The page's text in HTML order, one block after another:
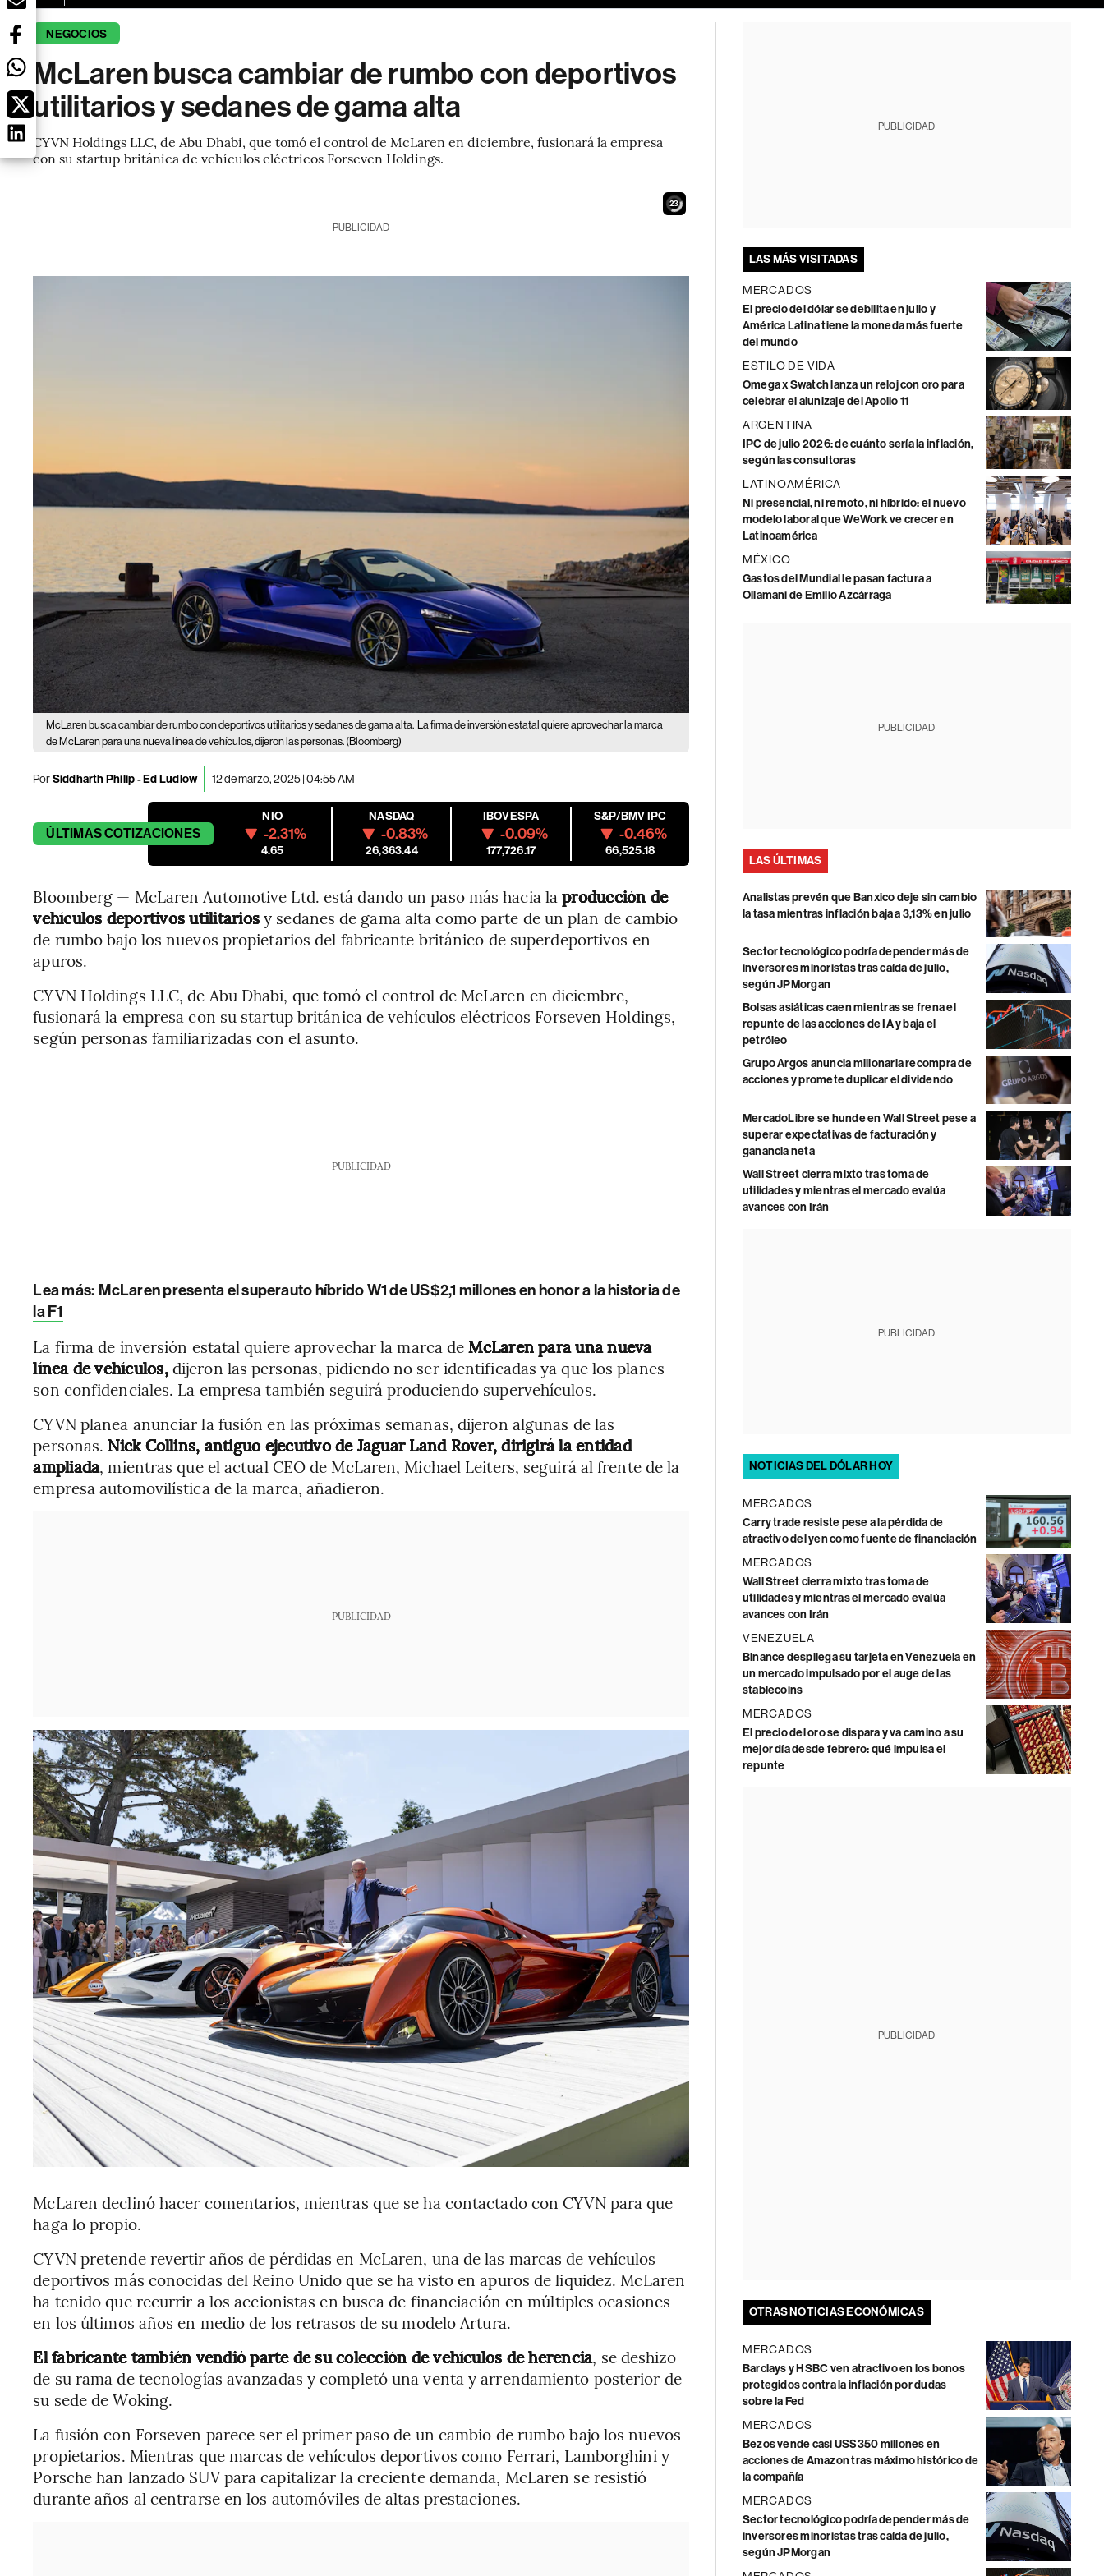
NEGOCIOS
McLaren busca cambiar de rumbo con deportivos
utilitarios y sedanes de gama alta
CYVN Holdings LLC, de Abu Dhabi, que tomó el control de McLaren en diciembre, fusionará la empresa
con su startup británica de vehículos eléctricos Forseven Holdings.
21
PUBLICIDAD
McLaren busca cambiar de rumbo con deportivos utilitarios y sedanes de gama alta. La firma de inversión estatal quiere aprovechar la marca
de McLaren para una nueva línea de vehículos, dijeron las personas. (Bloomberg)
PorSiddharth Philip - Ed Ludlow 12 de marzo, 2025 | 04:55 AM
ÚLTIMASCOTIZACIONES
NIO
-2.31%
4.65
NASDAQ
-0.83%
26,363.44
IBOVESPA
-0.09%
177,726.17
S&P/BMV IPC
-0.46%
66,525.18
Bloomberg — McLaren Automotive Ltd. está dando un paso más hacia laproducción de
vehículos deportivos utilitariosy sedanes de gama alta como parte de un plan de cambio
de rumbo bajo los nuevos propietarios del fabricante británico de superdeportivos en
apuros.
CYVN Holdings LLC, de Abu Dhabi, que tomó el control de McLaren en diciembre,
fusionará la empresa con su startup británica de vehículos eléctricos Forseven Holdings,
según personas familiarizadas con el asunto.
PUBLICIDAD
Lea más: McLaren presenta el superauto híbrido W1 de US$2,1 millones en honor a la historia de
la F1
La firma de inversión estatal quiere aprovechar la marca deMcLaren para una nueva
línea de vehículos,dijeron las personas, pidiendo no ser identificadas ya que los planes
son confidenciales. La empresa también seguirá produciendo supervehículos.
CYVN planea anunciar la fusión en las próximas semanas, dijeron algunas de las
personas. Nick Collins, antiguo ejecutivo de Jaguar Land Rover, dirigirá la entidad
ampliada, mientras que el actual CEO de McLaren, Michael Leiters, seguirá al frente de la
empresa automovilística de la marca, añadieron.
PUBLICIDAD
McLaren declinó hacer comentarios, mientras que se ha contactado con CYVN para que
haga lo propio.
CYVN pretende revertir años de pérdidas en McLaren, una de las marcas de vehículos
deportivos más conocidas del Reino Unido que se ha visto en apuros de liquidez. McLaren
ha tenido que recurrir a los accionistas en busca de financiación en múltiples ocasiones
en los últimos años en medio de los retrasos de su modelo Artura.
El fabricante también vendió parte de su colección de vehículos de herencia, se deshizo
de su rama de tecnologías avanzadas y completó una venta y arrendamiento posterior de
su sede de Woking.
La fusión con Forseven parece ser el primer paso de un cambio de rumbo bajo los nuevos
propietarios. Mientras que marcas de vehículos deportivos como Ferrari, Lamborghini y
Porsche han lanzado SUV para capitalizar la creciente demanda, McLaren se resistió
durante años al centrarse en los automóviles de altas prestaciones.
PUBLICIDAD
LAS MÁS VISITADAS
MERCADOS
El precio del dólar se debilita en julio y
América Latina tiene la moneda más fuerte
del mundo
ESTILO DE VIDA
Omega x Swatch lanza un reloj con oro para
celebrar el alunizaje del Apollo 11
ARGENTINA
IPC de julio 2026: de cuánto sería la inflación,
según las consultoras
LATINOAMÉRICA
Ni presencial, ni remoto, ni híbrido: el nuevo
modelo laboral que WeWork ve crecer en
Latinoamérica
MÉXICO
Gastos del Mundial le pasan factura a
Ollamani de Emilio Azcárraga
PUBLICIDAD
LAS ÚLTIMAS
Analistas prevén que Banxico deje sin cambio
la tasa mientras inflación baja a 3,13% en julio
Sector tecnológico podría depender más de
inversores minoristas tras caída de julio,
según JPMorgan
Bolsas asiáticas caen mientras se frena el
repunte de las acciones de IA y baja el
petróleo
Grupo Argos anuncia millonaria recompra de
acciones y promete duplicar el dividendo
MercadoLibre se hunde en Wall Street pese a
superar expectativas de facturación y
ganancia neta
Wall Street cierra mixto tras toma de
utilidades y mientras el mercado evalúa
avances con Irán
PUBLICIDAD
NOTICIAS DEL DÓLAR HOY
MERCADOS
Carry trade resiste pese a la pérdida de
atractivo del yen como fuente de financiación
MERCADOS
Wall Street cierra mixto tras toma de
utilidades y mientras el mercado evalúa
avances con Irán
VENEZUELA
Binance despliega su tarjeta en Venezuela en
un mercado impulsado por el auge de las
stablecoins
MERCADOS
El precio del oro se dispara y va camino a su
mejor día desde febrero: qué impulsa el
repunte
PUBLICIDAD
OTRAS NOTICIAS ECONÓMICAS
MERCADOS
Barclays y HSBC ven atractivo en los bonos
protegidos contra la inflación por dudas
sobre la Fed
MERCADOS
Bezos vende casi US$350 millones en
acciones de Amazon tras máximo histórico de
la compañía
MERCADOS
Sector tecnológico podría depender más de
inversores minoristas tras caída de julio,
según JPMorgan